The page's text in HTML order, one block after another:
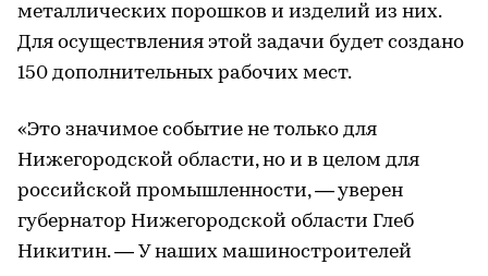
металлических порошков и изделий из них.
Для осуществления этой задачи будет создано
150 дополнительных рабочих мест.
«Это значимое событие не только для
Нижегородской области, но и в целом для
российской промышленности, — уверен
губернатор Нижегородской области Глеб
Никитин. — У наших машиностроителей